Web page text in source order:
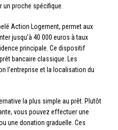
un proche spécifique.
Action Logement, permet aux
jusqu’à 40 000 euros à taux
principale. Ce dispositif
bancaire classique. Les
l’entreprise et la localisation du
la plus simple au prêt. Plutôt
vous pouvez effectuer une
une donation graduelle. Ces